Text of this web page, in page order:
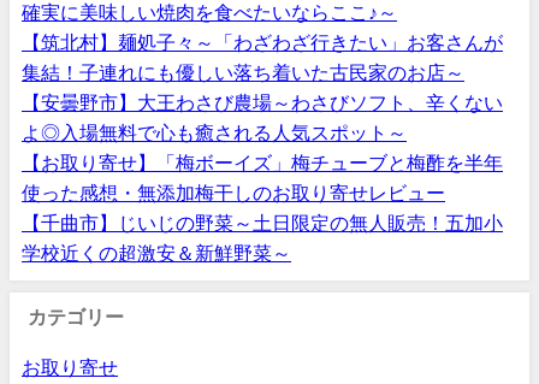
確実に美味しい焼肉を食べたいならここ♪～
【筑北村】麺処子々～「わざわざ行きたい」お客さんが
集結！子連れにも優しい落ち着いた古民家のお店～
【安曇野市】大王わさび農場～わさびソフト、辛くない
よ◎入場無料で心も癒される人気スポット～
【お取り寄せ】「梅ボーイズ」梅チューブと梅酢を半年
使った感想・無添加梅干しのお取り寄せレビュー
【千曲市】じいじの野菜～土日限定の無人販売！五加小
学校近くの超激安＆新鮮野菜～
カテゴリー
お取り寄せ